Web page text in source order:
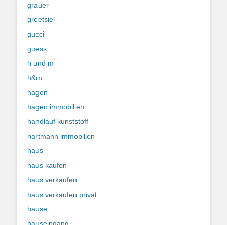
grauer
greetsiel
gucci
guess
h und m
h&m
hagen
hagen immobilien
handlauf kunststoff
hartmann immobilien
haus
haus kaufen
haus verkaufen
haus verkaufen privat
hause